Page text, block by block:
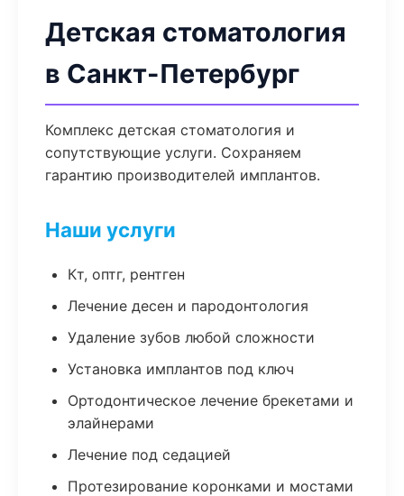
Детская стоматология
в Санкт-Петербург
Комплекс детская стоматология и
сопутствующие услуги. Сохраняем
гарантию производителей имплантов.
Наши услуги
Кт, оптг, рентген
Лечение десен и пародонтология
Удаление зубов любой сложности
Установка имплантов под ключ
Ортодонтическое лечение брекетами и
элайнерами
Лечение под седацией
Протезирование коронками и мостами